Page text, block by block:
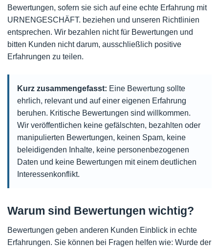
Bewertungen, sofern sie sich auf eine echte Erfahrung mit
URNENGESCHÄFT. beziehen und unseren Richtlinien
entsprechen. Wir bezahlen nicht für Bewertungen und
bitten Kunden nicht darum, ausschließlich positive
Erfahrungen zu teilen.
Kurz zusammengefasst: Eine Bewertung sollte
ehrlich, relevant und auf einer eigenen Erfahrung
beruhen. Kritische Bewertungen sind willkommen.
Wir veröffentlichen keine gefälschten, bezahlten oder
manipulierten Bewertungen, keinen Spam, keine
beleidigenden Inhalte, keine personenbezogenen
Daten und keine Bewertungen mit einem deutlichen
Interessenkonflikt.
Warum sind Bewertungen wichtig?
Bewertungen geben anderen Kunden Einblick in echte
Erfahrungen. Sie können bei Fragen helfen wie: Wurde der